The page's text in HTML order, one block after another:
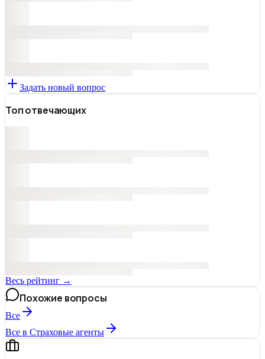
Задать новый вопрос
Топ отвечающих
Весь рейтинг →
Похожие вопросы
Все
Все в Страховые агенты